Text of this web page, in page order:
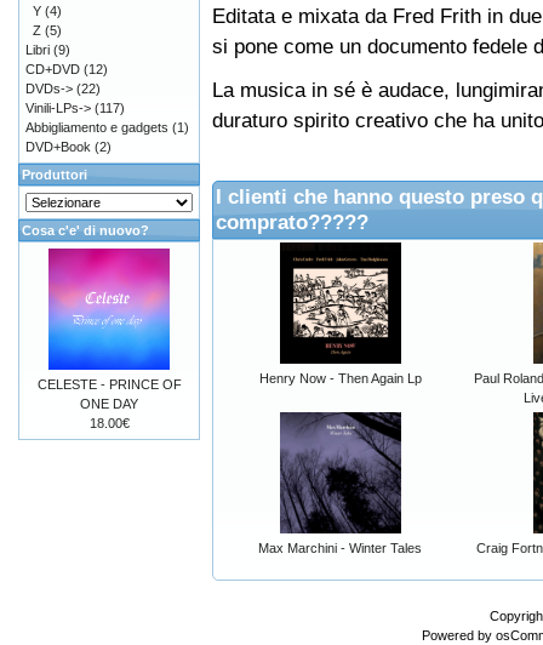
Editata e mixata da Fred Frith in
si pone come un documento fedele
La musica in sé è audace,
duraturo spirito creativo che ha
I clienti che hanno questo preso
comprato?????
Henry Now - Then Again Lp
Paul
Max Marchini - Winter Tales Craig
Y (4)
Z (5)
Libri (9)
CD+DVD (12)
DVDs-> (22)
Vinili-LPs-> (117)
Abbigliamento e gadgets (1)
DVD+Book (2)
Produttori
Cosa c'e' di nuovo?
CELESTE - PRINCE OF
ONE DAY
18.00€
Powered by